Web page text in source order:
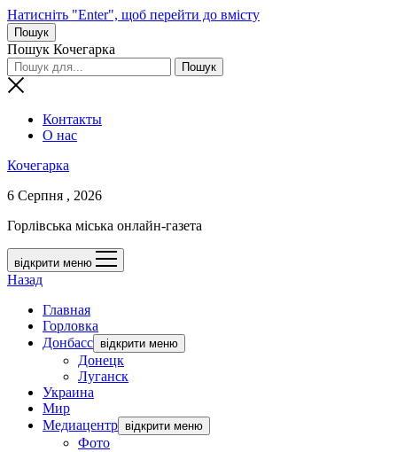
Натисніть "Enter", щоб перейти до вмісту
Пошук
Пошук Кочегарка
Контакты
О нас
Кочегарка
6 Серпня , 2026
Горлівська міська онлайн-газета
відкрити меню
Назад
Главная
Горловка
Донбасс відкрити меню
Донецк
Луганск
Украина
Мир
Медиацентр відкрити меню
Фото